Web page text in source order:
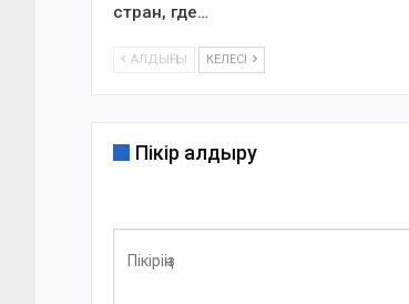
стран, где…
АЛДЫҢҒЫ КЕЛЕСІ
Пікір қалдыру